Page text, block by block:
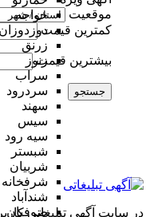
خواجه
دوزدوزان
زرنق
زنوز
سراب
سردرود
سهند
سیس
سیه رود
شبستر
شربیان
شرفخانه
شندآباد
صوفیان
موقعیت
کمترین قیمت
بیشترین قیمت
جستجو
در سایت آگهی تبلیغاتی